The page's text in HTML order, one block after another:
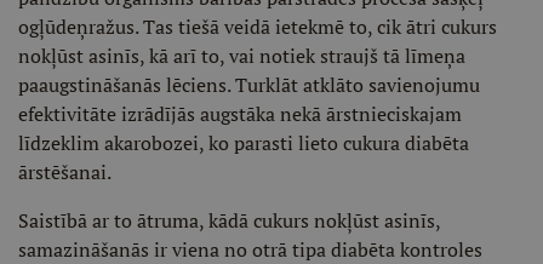
ogļūdeņražus. Tas tiešā veidā ietekmē to, cik ātri cukurs
nokļūst asinīs, kā arī to, vai notiek straujš tā līmeņa
paaugstināšanās lēciens. Turklāt atklāto savienojumu
efektivitāte izrādījās augstāka nekā ārstnieciskajam
līdzeklim akarobozei, ko parasti lieto cukura diabēta
ārstēšanai.
Saistībā ar to ātruma, kādā cukurs nokļūst asinīs,
samazināšanās ir viena no otrā tipa diabēta kontroles